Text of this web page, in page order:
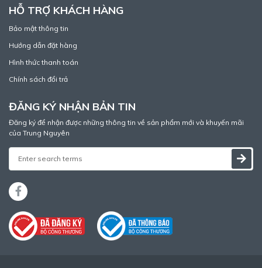
HỖ TRỢ KHÁCH HÀNG
Bảo mật thông tin
Hướng dẫn đặt hàng
Hình thức thanh toán
Chính sách đổi trả
ĐĂNG KÝ NHẬN BẢN TIN
Đăng ký để nhận được những thông tin về sản phẩm mới và khuyến mãi
của Trung Nguyên